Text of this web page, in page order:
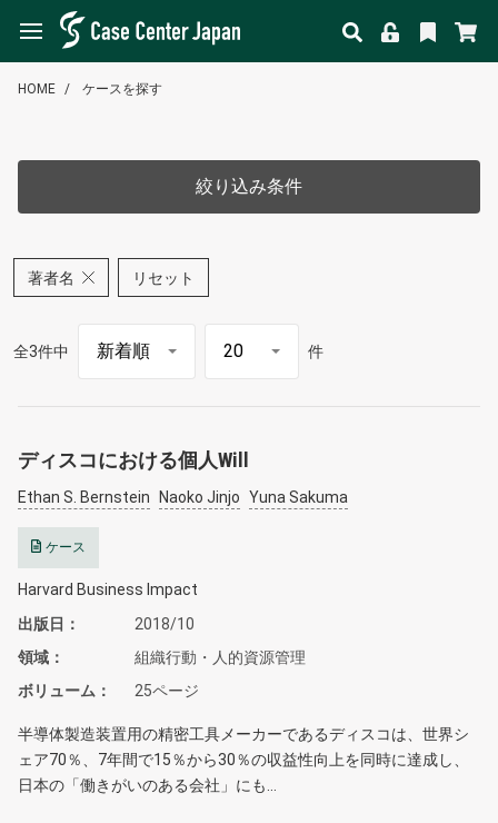
HOME ケースを探す
著者名 リセット
全3件中 件
ディスコにおける個人Will
Ethan S. Bernstein Naoko Jinjo Yuna Sakuma
ケース
Harvard Business Impact
出版日
2018/10
領域
組織行動・人的資源管理
ボリューム
25ページ
半導体製造装置用の精密工具メーカーであるディスコは、世界シ
ェア70％、7年間で15％から30％の収益性向上を同時に達成し、
日本の「働きがいのある会社」にも…
絞り込み条件